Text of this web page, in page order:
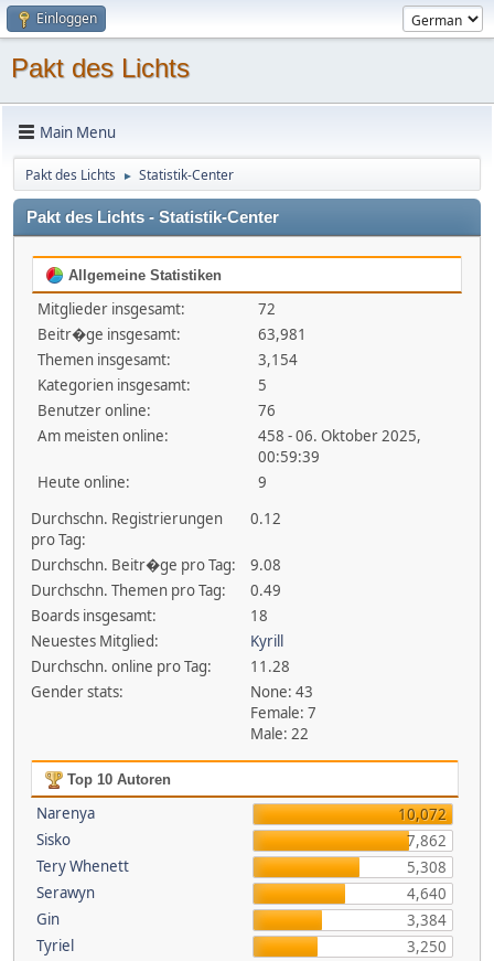
Einloggen
Pakt des Lichts
Main Menu
Pakt des Lichts ► Statistik-Center
Pakt des Lichts - Statistik-Center
Allgemeine Statistiken
Mitglieder insgesamt:
72
Beitr�ge insgesamt:
63,981
Themen insgesamt:
3,154
Kategorien insgesamt:
5
Benutzer online:
76
Am meisten online:
458 - 06. Oktober 2025,
00:59:39
Heute online:
9
Durchschn. Registrierungen
pro Tag:
0.12
Durchschn. Beitr�ge pro Tag:
9.08
Durchschn. Themen pro Tag:
0.49
Boards insgesamt:
18
Neuestes Mitglied:
Kyrill
Durchschn. online pro Tag:
11.28
Gender stats:
None: 43
Female: 7
Male: 22
Top 10 Autoren
Narenya
10,072
Sisko
7,862
Tery Whenett
5,308
Serawyn
4,640
Gin
3,384
Tyriel
3,250